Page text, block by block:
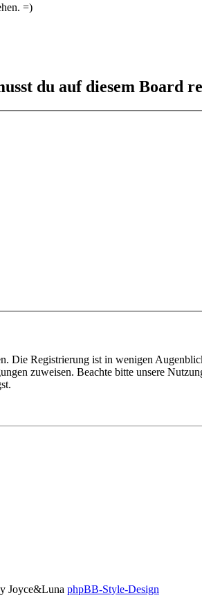
=)
du auf diesem Board
Die Registrierung ist in wenigen
zuweisen. Beachte bitte unsere
Joyce&Luna phpBB-Style-Design